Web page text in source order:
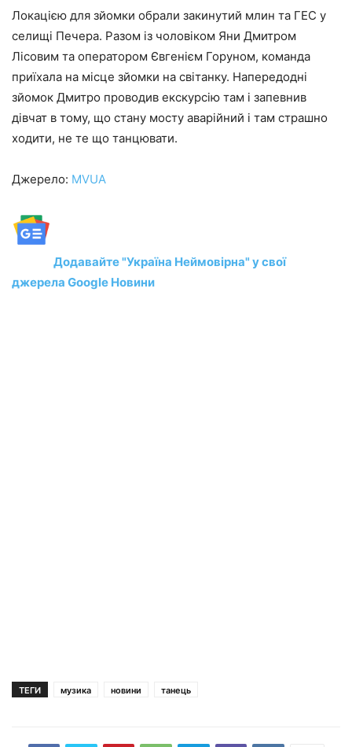
Локацією для зйомки обрали закинутий млин та ГЕС у
селищі Печера. Разом із чоловіком Яни Дмитром
Лісовим та оператором Євгенієм Горуном, команда
приїхала на місце зйомки на світанку. Напередодні
зйомок Дмитро проводив екскурсію там і запевнив
дівчат в тому, що стану мосту аварійний і там страшно
ходити, не те що танцювати.
Джерело: MVUA
Додавайте "Україна Неймовірна" у свої
джерела Google Новини
ТЕГИ музика новини танець